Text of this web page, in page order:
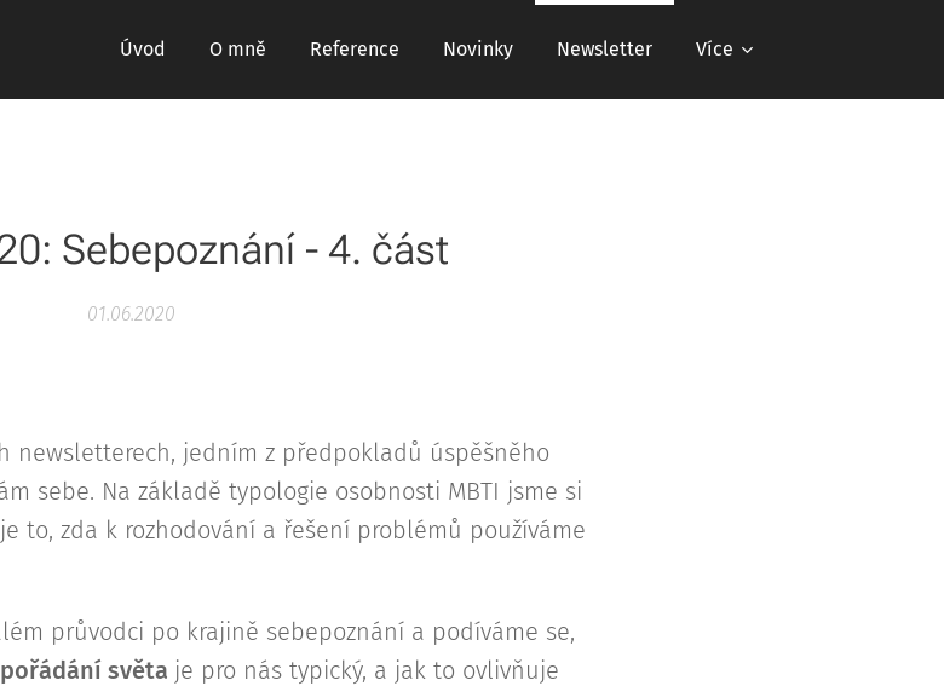
Úvod O mně Reference Novinky Newsletter Více
Sebepoznání - 4. část
01.06.2020
newsletterech, jedním z předpokladů úspěšněho
sebe. Na základě typologie osobnosti MBTI jsme si
to, zda k rozhodování a řešení problémů používáme
průvodci po krajině sebepoznání a podíváme se,
světa je pro nás typický, a jak to ovlivňuje